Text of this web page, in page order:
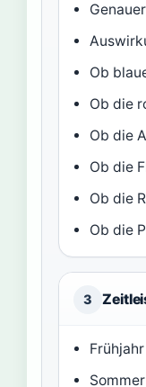
Ob
Ob die
Ob die
Ob die
Ob die
Ob die
3